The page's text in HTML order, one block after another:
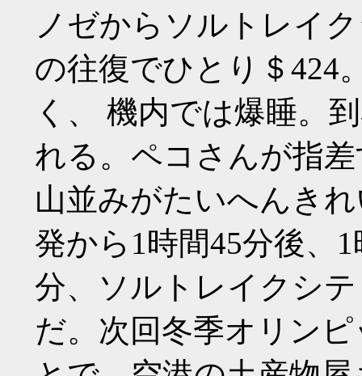
ノゼからソルトレイ
の往復でひとり＄424
く、 機内では爆睡。
れる。ペコさんが指
山並みがたいへんき
発から1時間45分後、
分、ソルトレイクシ
だ。次回冬季オリン